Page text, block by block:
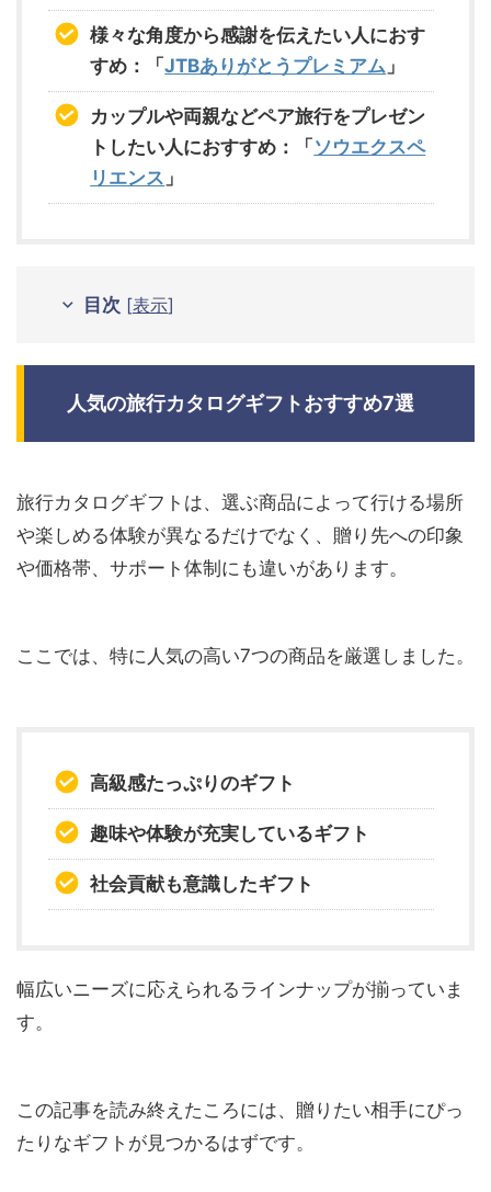
様々な角度から感謝を伝えたい人におす
すめ：「JTBありがとうプレミアム 」
カップルや両親などペア旅行をプレゼン
トしたい人におすすめ：「 ソウエクスペ
リエンス 」
目次 [表示]
人気の旅行カタログギフトおすすめ7選
旅行カタログギフトは、選ぶ商品によって行ける場所
や楽しめる体験が異なるだけでなく、贈り先への印象
や価格帯、サポート体制にも違いがあります。
ここでは、特に人気の高い7つの商品を厳選しました。
高級感たっぷりのギフト
趣味や体験が充実しているギフト
社会貢献も意識したギフト
幅広いニーズに応えられるラインナップが揃っていま
す。
この記事を読み終えたころには、贈りたい相手にぴっ
たりなギフトが見つかるはずです。